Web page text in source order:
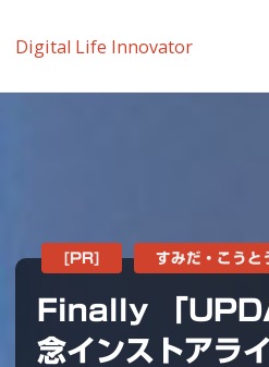
Digital Life Innovator
Finally 「
念インストアラ
[PR] すみだ・こうと